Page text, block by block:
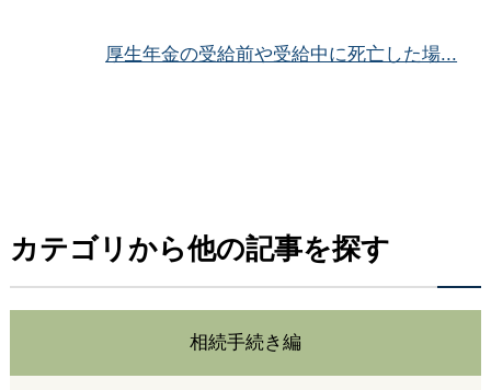
厚生年金の受給前や受給中に死亡した場...
カテゴリから他の記事を探す
相続手続き編